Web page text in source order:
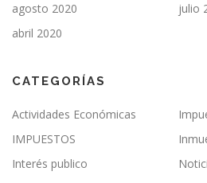
agosto 2020
julio
abril 2020
CATEGORÍAS
Actividades Económicas
IMPUESTOS
Interés publico